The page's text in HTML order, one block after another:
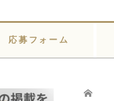
応募フォーム
Home